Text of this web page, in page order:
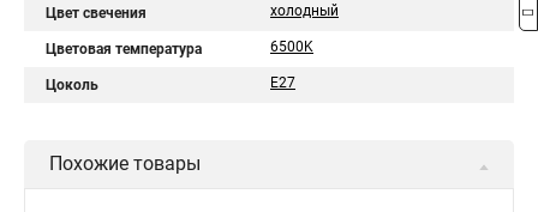
Цвет свечения холодный
Цветовая температура 6500K
Цоколь E27
Похожие товары